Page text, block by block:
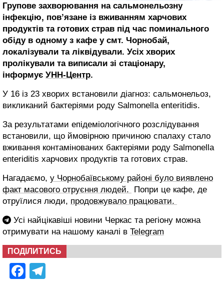
Групове захворювання на сальмонельозну
інфекцію, пов’язане із вживанням харчових
продуктів та готових страв під час поминального
обіду в одному з кафе у смт. Чорнобай,
локалізували та ліквідували. Усіх хворих
пролікували та виписали зі стаціонару,
інформує УНН-Центр.
У 16 із 23 хворих встановили діагноз: сальмонельоз,
викликаний бактеріями роду Salmonella enteritidis.
За результатами епідеміологічного розслідування
встановили, що ймовірною причиною спалаху стало
вживання контамінованих бактеріями роду Salmonella
enteriditis харчових продуктів та готових страв.
Нагадаємо, у Чорнобаївському районі було виявлено
факт масового отруєння людей.
Попри це кафе, де
отруїлися люди, продовжувало працювати.
Усі найцікавіші новини Черкас та регіону можна
отримувати на нашому каналі в Telegram
ПОДІЛИТИСЬ
Facebook